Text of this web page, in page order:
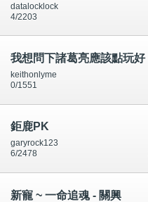
datalocklock
4/2203
我想問下諸葛亮應該點玩好
keithonlyme
0/1551
鉅鹿PK
garyrock123
6/2478
新寵 ~ 一命追魂 - 關興